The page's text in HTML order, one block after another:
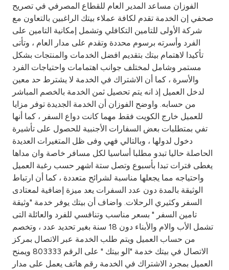
Contact us
Branch & ATM locator
Germany
Malaysia
Turkey
Egypt
UK
Kingdom of Bahrain
الفوزان مساعد المدير العام للقطاع المصرفي في تصريح
صحفي إن الخدمة تقدم لكافة عملاء بيتك الراغبين بالتعاون مع
شركة الأولى للتامين التكافلي وتشمل إمكانية التامين على
الفرد وأسرته برسوم محددة وتقدم على مدار العام ، وتأتى
تأكيدا لاهتمام بيتك بتقديم افضل الخدمات والمنتجات بشكل
مستمر وشامل لمختلف جوانب اهتمامات واحتياجات الفرد
والأسرة ، كما أن الاشتراك في الخدمة لا يشترط حد معين
لدخل العميل إذ انه يتم تحصيل ثمن الخدمة بالخصم المباشر
من حسابه. واوضح الفوزان أن الخدمة الجديدة توفر مزايا
للعميل خارج الكويت فقط مهما كانت دواع السفر ، كما أنها
تفي بمتطلبات بعض السفارات الأجنبية للحصول على تأشيرة
دخول لدولها ، وبالتالي فهي وفى ظل المتغيرات العديدة
الحاصلة حاليا تبدو مطلبا أساسيا لكل مسافر خاصة وان مداها
يغطى فترات تبدا بأسبوع وتصل ستة اشهر حسب رغبة العميل
واحتياجه مما يجعلها مناسبة لشرائح متعددة ، كما أن ارتباط
الوثيقة بالمدة دون عدد السفرات يعد ميزة إضافية لمعتادى
السفر وكثيري الرحلات. واضاف أن بيتك يوفر خدمة "وثيقة
تامين السفر " بسعر مناسب وتنافسي للفرد والعائلة التى
تشمل الأب والام والأبناء دون 18 سنة بغير تحديد عدد ، وتخصم
من حساب العميل ويتم طلب الخدمة عبر الاتصال بمركز
الاتصال في بيتك خدمة "الو بيتك " على الرقم 803333 ويمنح
العميل بمجرد الاشتراك في الخدمة رقم هاتف يعمل على مدار